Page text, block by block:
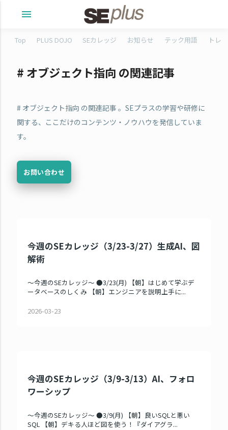
menu
Top PLUS DOJO SEカレッジ お知らせ テック用語 トレ
# オブジェクト指向 の関連記事
# オブジェクト指向 の関連記事 。SEプラスの学習や研修に
関する、ここだけのコンテンツ・ノウハウを発信していま
す。
お問い合わせ
今週のSEカレッジ（3/23-3/27）生成AI、図
解術
～今週のSEカレッジ～ ●3/23(月) 【朝】はじめて学ぶデ
ータベースのしくみ 【朝】エンジニアを説明上手に...
2026-03-23
今週のSEカレッジ（3/9-3/13）AI、フォロ
ワーシップ
～今週のSEカレッジ～ ●3/9(月) 【朝】良いSQLと悪い
SQL 【朝】デキる人ほど図を使う！『ダイアグラ...